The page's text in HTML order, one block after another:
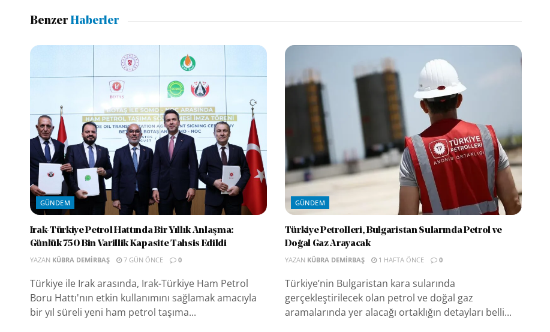
BenzerHaberler
GÜNDEM
Irak-Türkiye Petrol Hattında Bir Yıllık Anlaşma:
Günlük 750 Bin Varillik Kapasite Tahsis Edildi
YAZAN KÜBRA DEMIRBAŞ 7 GÜN ÖNCE 0
Türkiye ile Irak arasında, Irak-Türkiye Ham Petrol
Boru Hattı'nın etkin kullanımını sağlamak amacıyla
bir yıl süreli yeni ham petrol taşıma...
GÜNDEM
Türkiye Petrolleri, Bulgaristan Sularında Petrol ve
Doğal Gaz Arayacak
YAZAN KÜBRA DEMIRBAŞ 1 HAFTA ÖNCE 0
Türkiye’nin Bulgaristan kara sularında
gerçekleştirilecek olan petrol ve doğal gaz
aramalarında yer alacağı ortaklığın detayları belli...